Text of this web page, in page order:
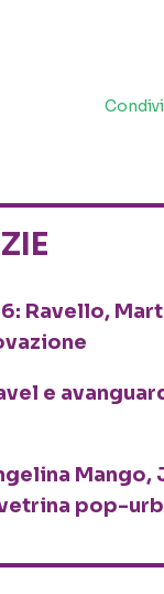
Ravello,
e
Mango,
pop-